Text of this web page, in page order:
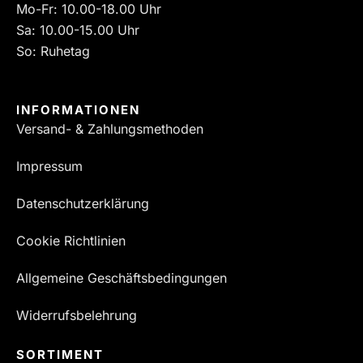
Mo-Fr: 10.00-18.00 Uhr
Sa: 10.00-15.00 Uhr
So: Ruhetag
INFORMATIONEN
Versand- & Zahlungsmethoden
Impressum
Datenschutzerklärung
Cookie Richtlinien
Allgemeine Geschäftsbedingungen
Widerrufsbelehrung
SORTIMENT